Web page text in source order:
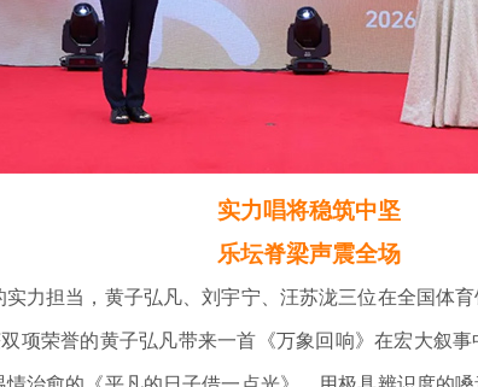
实力唱将稳筑中坚
乐坛脊梁声震全场
担当，黄子弘凡、刘宇宁、汪苏泷三位在全国体育
项荣誉的黄子弘凡带来一首《万象回响》在宏大叙